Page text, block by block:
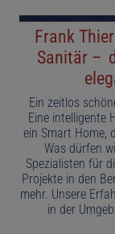
Frank
Sanitär – d
Ein zeitlos
Eine intelligente
ein Smart Home,
Was dürfen
Spezialisten für
Projekte in den
mehr. Unsere
in der